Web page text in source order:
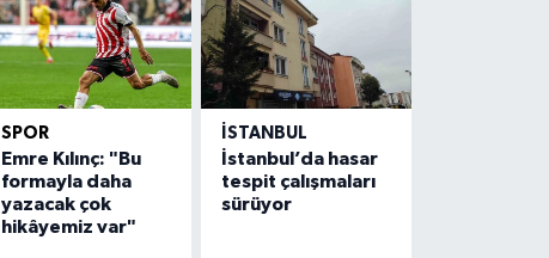
SPOR
Emre Kılınç: "Bu
formayla daha
yazacak çok
hikâyemiz var"
İSTANBUL
İstanbul’da hasar
tespit çalışmaları
sürüyor